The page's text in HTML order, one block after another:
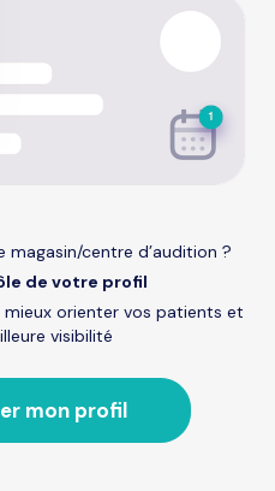
centre d’audition ?
de votre profil
orienter vos patients et
visibilité
mon profil